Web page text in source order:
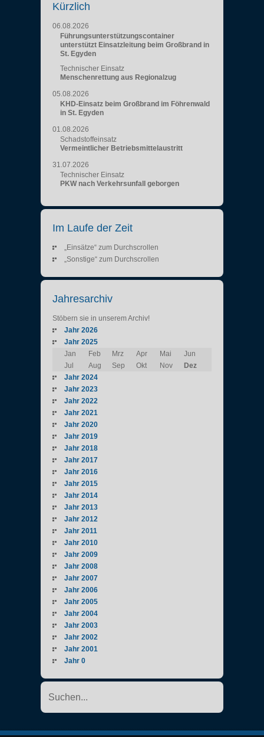
Kürzlich
06.08.2026
Führungsunterstützungscontainer
unterstützt Einsatzleitung beim Großbrand in
St. Egyden
Technischer Einsatz
Menschenrettung aus Regionalzug
05.08.2026
KHD-Einsatz beim Großbrand im Föhrenwald
in St. Egyden
01.08.2026
Schadstoffeinsatz
Vermeintlicher Betriebsmittelaustritt
31.07.2026
Technischer Einsatz
PKW nach Verkehrsunfall geborgen
Im Laufe der Zeit
„Einsätze“ zum Durchscrollen
„Sonstige“ zum Durchscrollen
Jahresarchiv
Stöbern sie in unserem Archiv!
Jahr 2026
Jahr 2025
Jan
Feb Mrz Apr Mai
Jun
Jul
Aug Sep Okt Nov
Dez
Jahr 2024
Jahr 2023
Jahr 2022
Jahr 2021
Jahr 2020
Jahr 2019
Jahr 2018
Jahr 2017
Jahr 2016
Jahr 2015
Jahr 2014
Jahr 2013
Jahr 2012
Jahr 2011
Jahr 2010
Jahr 2009
Jahr 2008
Jahr 2007
Jahr 2006
Jahr 2005
Jahr 2004
Jahr 2003
Jahr 2002
Jahr 2001
Jahr 0